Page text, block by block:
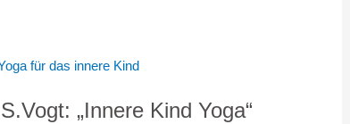
S.Vogt: „Innere Kind Yoga“